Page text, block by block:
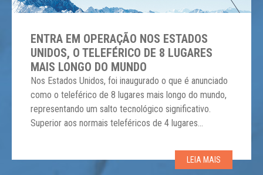
ENTRA EM OPERAÇÃO NOS ESTADOS
UNIDOS, O TELEFÉRICO DE 8 LUGARES
MAIS LONGO DO MUNDO
Nos Estados Unidos, foi inaugurado o que é anunciado
como o teleférico de 8 lugares mais longo do mundo,
representando um salto tecnológico significativo.
Superior aos normais teleféricos de 4 lugares
segunda instalação, Madison 8, muito bacana! Esta
última adição destaca-se por sua linha de mais […]
LEIA MAIS